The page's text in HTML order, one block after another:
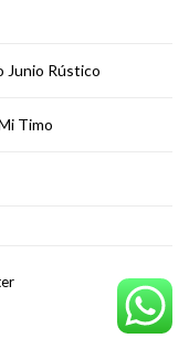
Junio Rústico
Timo